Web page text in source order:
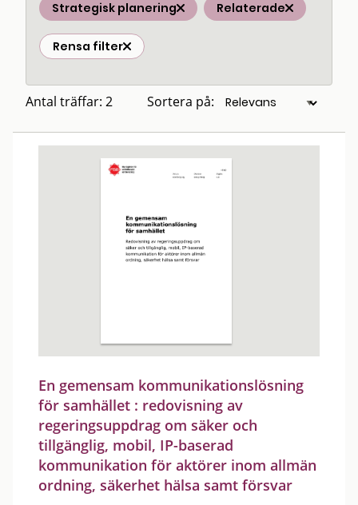
Strategisk planering Relaterade
Rensa filter
Antal träffar: 2 Sortera på:
En gemensam kommunikationslösning
för samhället : redovisning av
regeringsuppdrag om säker och
tillgänglig, mobil, IP-baserad
kommunikation för aktörer inom allmän
ordning, säkerhet hälsa samt försvar